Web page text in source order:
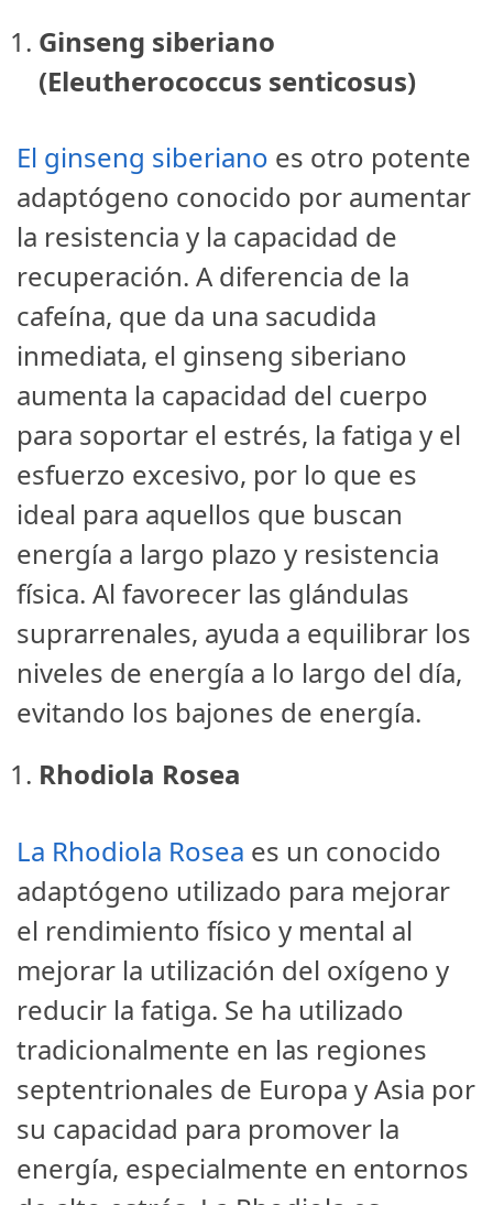
Ginseng siberiano
(Eleutherococcus senticosus)
El ginseng siberiano es otro potente
adaptógeno conocido por aumentar
la resistencia y la capacidad de
recuperación. A diferencia de la
cafeína, que da una sacudida
inmediata, el ginseng siberiano
aumenta la capacidad del cuerpo
para soportar el estrés, la fatiga y el
esfuerzo excesivo, por lo que es
ideal para aquellos que buscan
energía a largo plazo y resistencia
física. Al favorecer las glándulas
suprarrenales, ayuda a equilibrar los
niveles de energía a lo largo del día,
evitando los bajones de energía.
Rhodiola Rosea
La Rhodiola Rosea es un conocido
adaptógeno utilizado para mejorar
el rendimiento físico y mental al
mejorar la utilización del oxígeno y
reducir la fatiga. Se ha utilizado
tradicionalmente en las regiones
septentrionales de Europa y Asia por
su capacidad para promover la
energía, especialmente en entornos